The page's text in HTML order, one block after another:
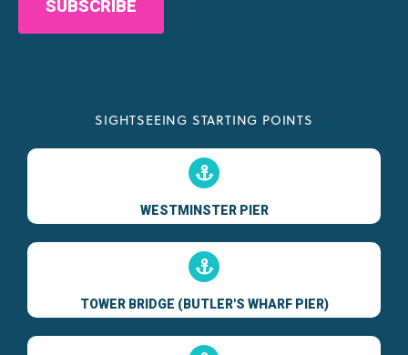
SIGHTSEEING STARTING POINTS
WESTMINSTER PIER
TOWER BRIDGE (BUTLER'S WHARF PIER)